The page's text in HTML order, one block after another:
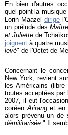
En bien d'autres
quel point la
Lorin Maazel dirige
un prélude des
et Juliette de
joignent à quatre
levé" de l'Octet de
Concernant le
New York, revient
les Américains
toutes acceptées par
2007, il eut
coréenAriranget en
alors prévenu un de
démilitarisée." Il